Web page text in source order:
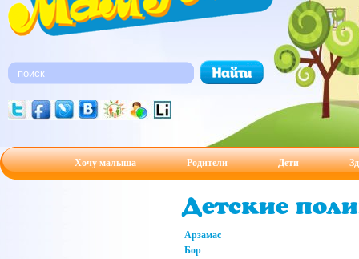
Хочу малыша Родители Дети
Детские
Арзамас
Бор